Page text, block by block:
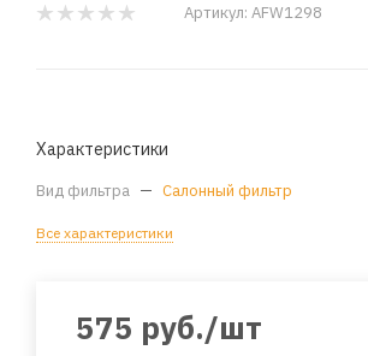
Артикул: AFW1298
Характеристики
Вид фильтра — Салонный фильтр
Все характеристики
575 руб./шт